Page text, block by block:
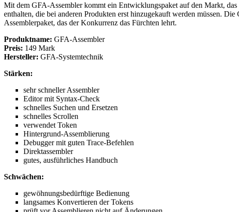
Mit dem GFA-Assembler kommt ein Entwicklungspaket auf den Markt,
enthalten, die bei anderen Produkten erst hinzugekauft werden müssen.
Assemblerpaket, das der Konkurrenz das Fürchten lehrt.
Produktname: GFA-Assembler
Preis: 149 Mark
Hersteller: GFA-Systemtechnik
Stärken:
sehr schneller Assembler
Editor mit Syntax-Check
schnelles Suchen und Ersetzen
schnelles Scrollen
verwendet Token
Hintergrund-Assemblierung
Debugger mit guten Trace-Befehlen
Direktassembler
gutes, ausführliches Handbuch
Schwächen:
gewöhnungsbedürftige Bedienung
langsames Konvertieren der Tokens